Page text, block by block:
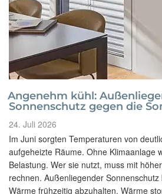
Angenehm kühl:
Sonnenschutz gegen die
Veröffentlicht
am
24. Juli 2026
Im Juni sorgten Temperaturen von
aufgeheizte Räume. Ohne Klimaanlage
Belastung. Wer sie nutzt, muss mit
rechnen. Außenliegender
Wärme frühzeitig abzuhalten. Wärme